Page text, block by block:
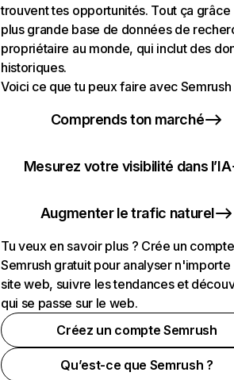
trouvent tes opportunités. Tout ça grâce
plus grande base de données de
propriétaire au monde, qui inclut des
historiques.
Voici ce que tu peux faire avec Semrush
Comprends ton marché
Mesurez votre visibilité dans l’IA
Augmenter le trafic naturel
Tu veux en savoir plus ? Crée un compte
Semrush gratuit pour analyser n'importe
site web, suivre les tendances et
qui se passe sur le web.
Créez un compte Semrush
Qu’est-ce que Semrush ?